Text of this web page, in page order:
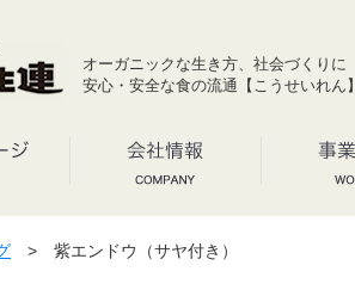
オーガニックな生き方、社会づくりに
安心・安全な食の流通【こうせいれん】
> 紫エンドウ（サヤ付き）